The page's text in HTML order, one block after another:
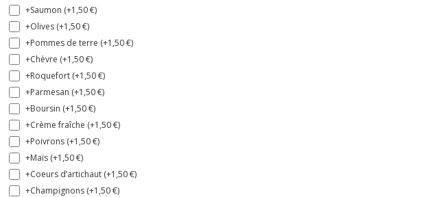
+Saumon (+1,50€)
+Olives (+1,50€)
+Pommes de terre (+1,50€)
+Chèvre (+1,50€)
+Roquefort (+1,50€)
+Parmesan (+1,50€)
+Boursin (+1,50€)
+Crème fraîche (+1,50€)
+Poivrons (+1,50€)
+Maïs (+1,50€)
+Coeurs d’artichaut (+1,50€)
+Champignons (+1,50€)